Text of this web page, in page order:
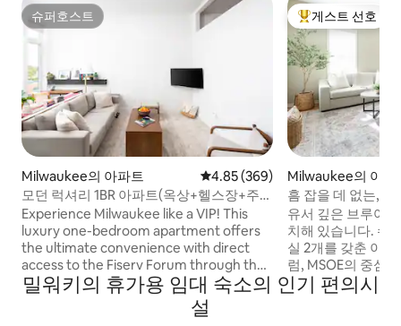
슈퍼호스트
슈퍼호스트
Milwaukee의 아파트 평점 4.85점(5점 만점), 후기 369
4.85 (369)
모던 럭셔리 1BR 아파트(옥상+헬스장+주차
장)
Experience Milwaukee like a VIP! This
luxury one-bedroom apartment offers
the ultimate convenience with direct
access to the Fiserv Forum through the
building's enclosed skywalk. Whether
you're in town for a game, a concert, or
simply to explore, you'll love taking in the
상위 게스트 선호
게스트 선호
Milwaukee의 아파
흠 잡을 데 없는,
타운, 피서브 포럼
유서 깊은 브루어
치해 있습니다. 수영장과 함께 침실 2개/욕
실 2개를 갖춘 이
럼, MSOE의 중심부
이크 프론트 브루
리와 같은 레스토
밀워키의 휴가용 임대 숙소의 인기 편의시
설